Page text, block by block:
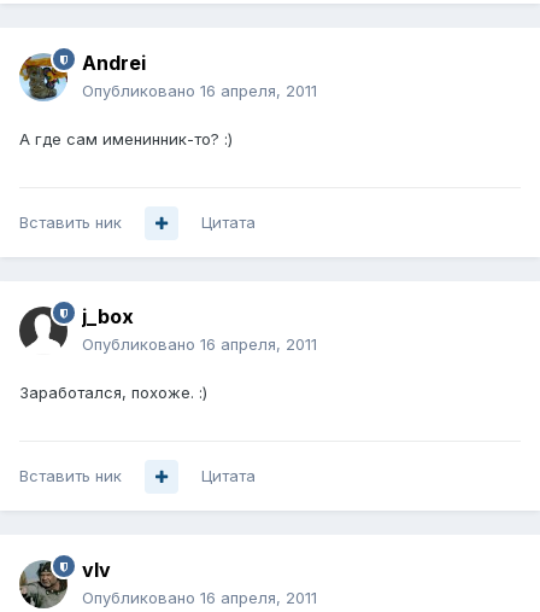
Andrei
Опубликовано 16 апреля, 2011
А где сам именинник-то? :)
Вставить ник Цитата
j_box
Опубликовано 16 апреля, 2011
Заработался, похоже. :)
Вставить ник Цитата
vIv
Опубликовано 16 апреля, 2011